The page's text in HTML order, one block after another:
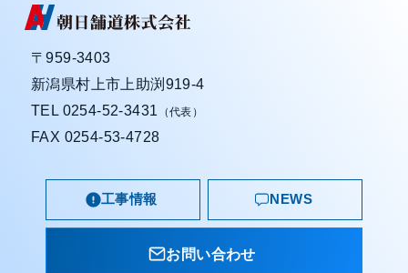
〒959-3403
新潟県村上市上助渕919-4
TEL 0254-52-3431 （代表）
FAX 0254-53-4728
工事情報 NEWS
お問い合わせ